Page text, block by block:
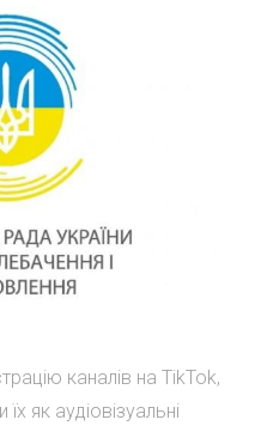
каналів на TikTok,
як аудіовізуальні